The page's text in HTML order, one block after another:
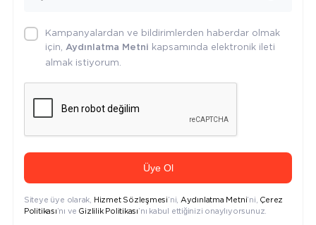
Kampanyalardan ve bildirimlerden haberdar olmak
için, Aydınlatma Metni kapsamında elektronik ileti
almak istiyorum.
Üye Ol
Siteye üye olarak, Hizmet Sözleşmesi’ni, Aydınlatma Metni’ni, Çerez
Politikası’nı ve Gizlilik Politikası’nı kabul ettiğinizi onaylıyorsunuz.